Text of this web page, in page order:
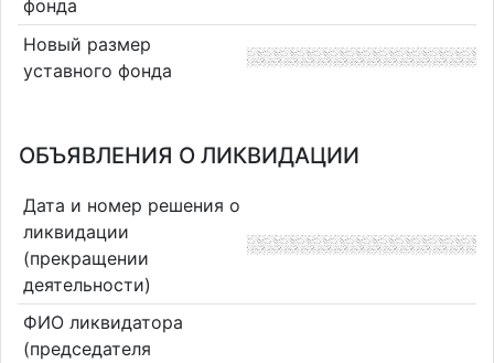
фонда
Новый размер
уставного фонда
ОБЪЯВЛЕНИЯ О ЛИКВИДАЦИИ
Дата и номер решения о
ликвидации
(прекращении
деятельности)
ФИО ликвидатора
(председателя